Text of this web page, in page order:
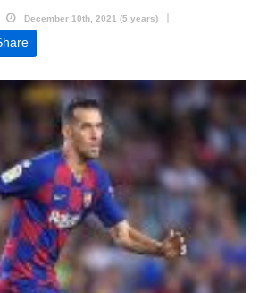
December 10th, 2021 (5 years)